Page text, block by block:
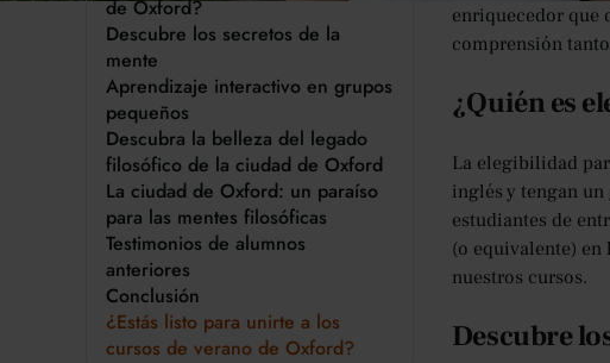
de Oxford?
Descubre los secretos de la
mente
Aprendizaje interactivo en grupos
pequeños
Descubra la belleza del legado
filosófico de la ciudad de Oxford
La ciudad de Oxford: un paraíso
para las mentes filosóficas
Testimonios de alumnos
anteriores
Conclusión
¿Estás listo para unirte a los
cursos de verano de Oxford?
enriquecedor que
comprensión
¿Quién es
La elegibilidad
inglés y tengan
estudiantes de
(o equivalente) en
nuestros cursos.
Descubre